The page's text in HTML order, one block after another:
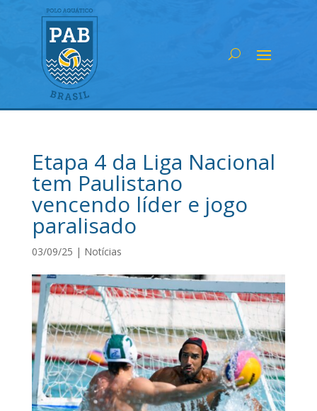
Etapa 4 da Liga Nacional
tem Paulistano
vencendo líder e jogo
paralisado
03/09/25 | Notícias